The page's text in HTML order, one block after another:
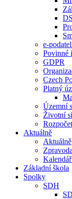
e-
Povinné
GDPR
Czech
Platný
Územní
Životní
Rozpočet
Aktuálně
Aktuálně
Základní škola
Spolky
SDH